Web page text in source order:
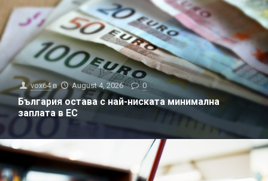
vox64 в August 4, 2026 0
България остава с най-ниската минимална
заплата в ЕС